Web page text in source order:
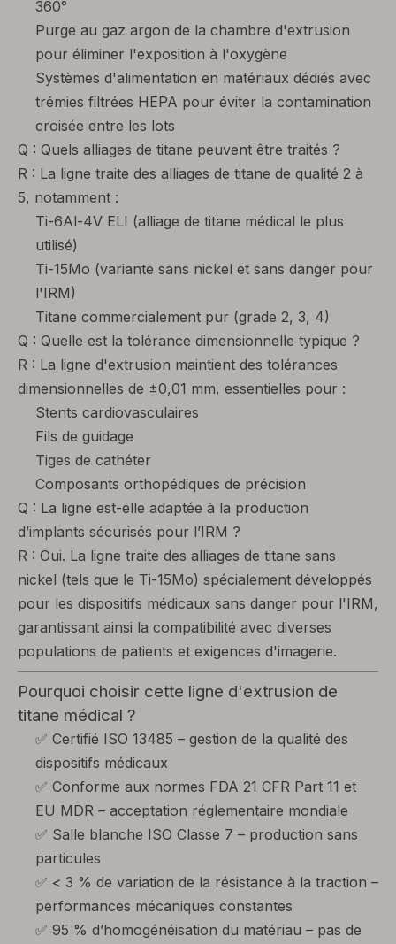
360°
Purge au gaz argon de la chambre d'extrusion
pour éliminer l'exposition à l'oxygène
Systèmes d'alimentation en matériaux dédiés avec
trémies filtrées HEPA pour éviter la contamination
croisée entre les lots
Q : Quels alliages de titane peuvent être traités ?
R : La ligne traite des alliages de titane de qualité 2 à
5, notamment :
Ti-6Al-4V ELI (alliage de titane médical le plus
utilisé)
Ti-15Mo (variante sans nickel et sans danger pour
l'IRM)
Titane commercialement pur (grade 2, 3, 4)
Q : Quelle est la tolérance dimensionnelle typique ?
R : La ligne d'extrusion maintient des tolérances
dimensionnelles de ±0,01 mm, essentielles pour :
Stents cardiovasculaires
Fils de guidage
Tiges de cathéter
Composants orthopédiques de précision
Q : La ligne est-elle adaptée à la production
d’implants sécurisés pour l’IRM ?
R : Oui. La ligne traite des alliages de titane sans
nickel (tels que le Ti-15Mo) spécialement développés
pour les dispositifs médicaux sans danger pour l'IRM,
garantissant ainsi la compatibilité avec diverses
populations de patients et exigences d'imagerie.
Pourquoi choisir cette ligne d'extrusion de
titane médical ?
✅ Certifié ISO 13485 – gestion de la qualité des
dispositifs médicaux
✅ Conforme aux normes FDA 21 CFR Part 11 et
EU MDR – acceptation réglementaire mondiale
✅ Salle blanche ISO Classe 7 – production sans
particules
✅ < 3 % de variation de la résistance à la traction –
performances mécaniques constantes
✅ 95 % d’homogénéisation du matériau – pas de